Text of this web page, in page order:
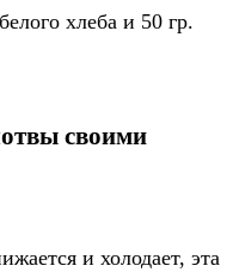
хлеба и 50 гр.
своими
и холодает, эта